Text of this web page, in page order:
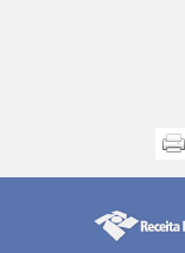
Enviar